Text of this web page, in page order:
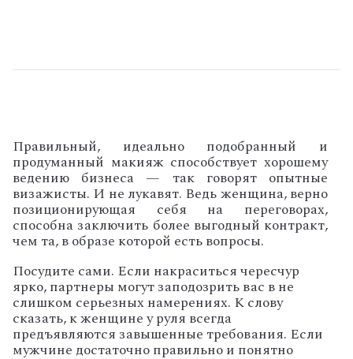
Правильный, идеально подобранный и
продуманный макияж способствует хорошему
ведению бизнеса — так говорят опытные
визажисты. И не лукавят. Ведь женщина, верно
позиционирующая себя на переговорах,
способна заключить более выгодный контракт,
чем та, в образе которой есть вопросы.
Посудите сами. Если накраситься чересчур
ярко, партнеры могут заподозрить вас в не
слишком серьезных намерениях. К слову
сказать, к женщине у руля всегда
предъявляются завышенные требования. Если
мужчине достаточно правильно и понятно